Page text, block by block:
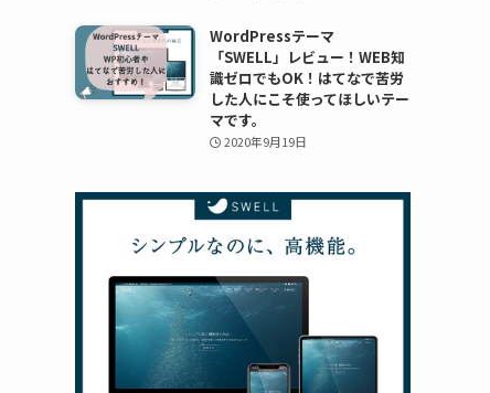
WordPressテーマ
「SWELL」レビュー！WEB知
識ゼロでもOK！はてなで苦労
した人にこそ使ってほしいテー
マです。
2020年9月19日